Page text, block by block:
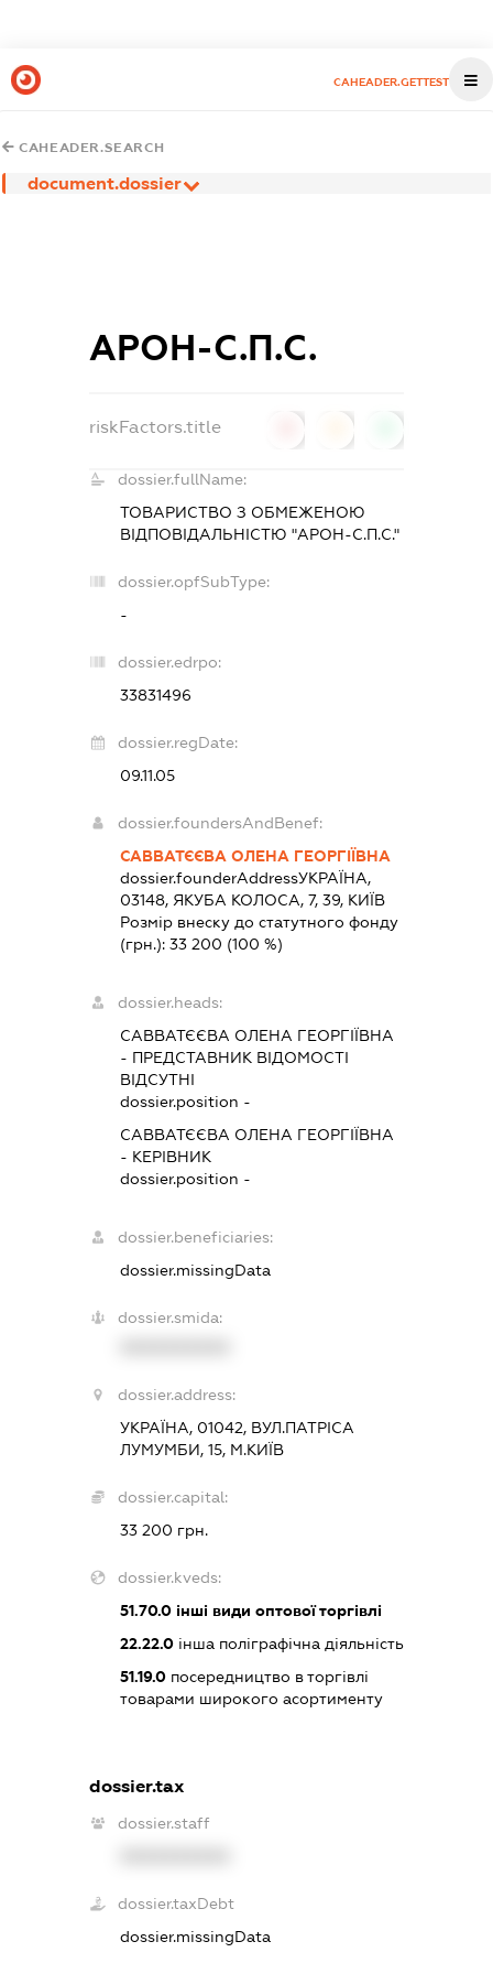
CAHEADER.GETTEST
CAHEADER.SEARCH
document.dossier
АРОН-С.П.С.
riskFactors.title
dossier.fullName:
ТОВАРИСТВО З ОБМЕЖЕНОЮ
ВІДПОВІДАЛЬНІСТЮ "АРОН-С.П.С."
dossier.opfSubType:
-
dossier.edrpo:
33831496
dossier.regDate:
09.11.05
dossier.foundersAndBenef:
САВВАТЄЄВА ОЛЕНА ГЕОРГІЇВНА
dossier.founderAddressУКРАЇНА,
03148, ЯКУБА КОЛОСА, 7, 39, КИЇВ
Розмір внеску до статутного фонду
(грн.): 33 200 (100 %)
dossier.heads:
САВВАТЄЄВА ОЛЕНА ГЕОРГІЇВНА
- ПРЕДСТАВНИК ВІДОМОСТІ
ВІДСУТНІ
dossier.position -
САВВАТЄЄВА ОЛЕНА ГЕОРГІЇВНА
- КЕРІВНИК
dossier.position -
dossier.beneficiaries:
dossier.missingData
dossier.smida:
dossier.address:
УКРАЇНА, 01042, ВУЛ.ПАТРІСА
ЛУМУМБИ, 15, М.КИЇВ
dossier.capital:
33 200 грн.
dossier.kveds:
51.70.0інші види оптової торгівлі
22.22.0інша поліграфічна діяльність
51.19.0посередництво в торгівлі
товарами широкого асортименту
dossier.tax
dossier.staff
dossier.taxDebt
dossier.missingData